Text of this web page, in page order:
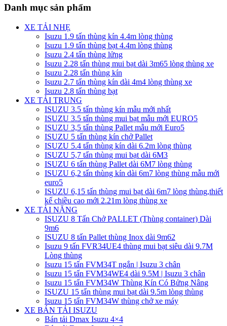
Danh mục sản phẩm
XE TẢI NHẸ
Isuzu 1.9 tấn thùng kín 4.4m lòng thùng
Isuzu 1.9 tấn thùng bạt 4.4m lòng thùng
Isuzu 2.4 tấn thùng lửng
Isuzu 2.28 tấn thùng mui bạt dài 3m65 lòng thùng xe
Isuzu 2.28 tấn thùng kín
Isuzu 2.7 tấn thùng kín dài 4m4 lòng thùng xe
Isuzu 2.8 tấn thùng bạt
XE TẢI TRUNG
ISUZU 3.5 tấn thùng kín mẫu mới nhất
ISUZU 3.5 tấn thùng mui bạt mẫu mới EURO5
ISUZU 3,5 tấn thùng Pallet mẫu mới Euro5
ISUZU 5 tấn thùng kín chở Pallet
ISUZU 5.4 tấn thùng kín dài 6.2m lòng thùng
ISUZU 5,7 tấn thùng mui bạt dài 6M3
ISUZU 6 tấn thùng Pallet dài 6M7 lòng thùng
ISUZU 6,2 tấn thùng kín dài 6m7 lòng thùng mẫu mới
euro5
ISUZU 6,15 tấn thùng mui bạt dài 6m7 lòng thùng,thiết
kế chiều cao mới 2.21m lòng thùng xe
XE TẢI NẶNG
ISUZU 8 Tấn Chở PALLET (Thùng container) Dài
9m6
ISUZU 8 tấn Pallet thùng Inox dài 9m62
Isuzu 9 tấn FVR34UE4 thùng mui bạt siêu dài 9.7M
Lòng thùng
Isuzu 15 tấn FVM34T ngắn | Isuzu 3 chân
Isuzu 15 tấn FVM34WE4 dài 9.5M | Isuzu 3 chân
Isuzu 15 tấn FVM34W Thùng Kín Có Bửng Nâng
ISUZU 15 tấn thùng mui bạt dài 9.5m lòng thùng
Isuzu 15 tấn FVM34W thùng chở xe máy
XE BÁN TẢI ISUZU
Bán tải Dmax Isuzu 4×4